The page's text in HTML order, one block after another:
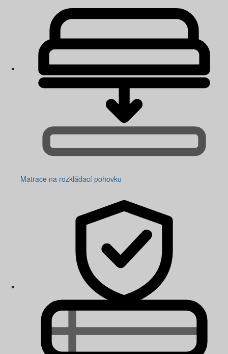
Matrace na rozkládací pohovku